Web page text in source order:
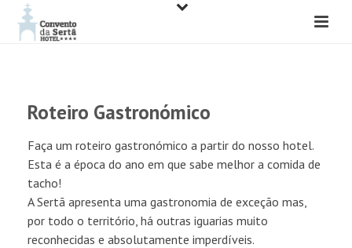
Roteiro Gastronómico
Faça um roteiro gastronómico a partir do nosso hotel.
Esta é a época do ano em que sabe melhor a comida de
tacho!
A Sertã apresenta uma gastronomia de exceção mas,
por todo o território, há outras iguarias muito
reconhecidas e absolutamente imperdíveis.